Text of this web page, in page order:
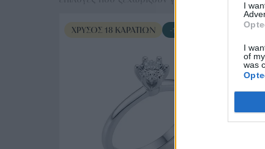
I
I
of
was
ΧΡΥΣΌΣ 18 ΚΑΡΑΤΊΩΝ -10%